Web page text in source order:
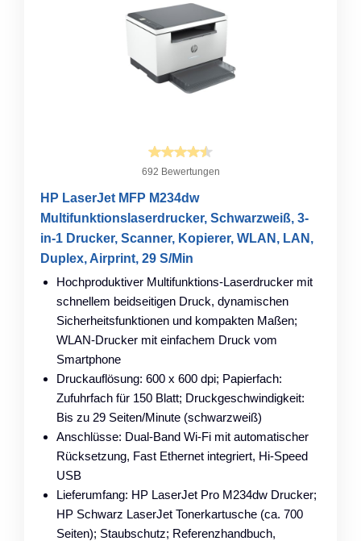
692 Bewertungen
HP LaserJet MFP M234dw
Multifunktionslaserdrucker, Schwarzweiß, 3-
in-1 Drucker, Scanner, Kopierer, WLAN, LAN,
Duplex, Airprint, 29 S/Min
Hochproduktiver Multifunktions-Laserdrucker mit
schnellem beidseitigen Druck, dynamischen
Sicherheitsfunktionen und kompakten Maßen;
WLAN-Drucker mit einfachem Druck vom
Smartphone
Druckauflösung: 600 x 600 dpi; Papierfach:
Zufuhrfach für 150 Blatt; Druckgeschwindigkeit:
Bis zu 29 Seiten/Minute (schwarzweiß)
Anschlüsse: Dual-Band Wi-Fi mit automatischer
Rücksetzung, Fast Ethernet integriert, Hi-Speed
USB
Lieferumfang: HP LaserJet Pro M234dw Drucker;
HP Schwarz LaserJet Tonerkartusche (ca. 700
Seiten); Staubschutz; Referenzhandbuch,